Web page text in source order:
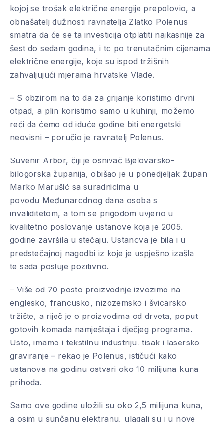
kojoj se trošak električne energije prepolovio, a
obnašatelj dužnosti ravnatelja Zlatko Polenus
smatra da će se ta investicija otplatiti najkasnije za
šest do sedam godina, i to po trenutačnim cijenama
električne energije, koje su ispod tržišnih
zahvaljujući mjerama hrvatske Vlade.
– S obzirom na to da za grijanje koristimo drvni
otpad, a plin koristimo samo u kuhinji, možemo
reći da ćemo od iduće godine biti energetski
neovisni – poručio je ravnatelj Polenus.
Suvenir Arbor, čiji je osnivač Bjelovarsko-
bilogorska županija, obišao je u ponedjeljak župan
Marko Marušić sa suradnicima u
povodu Međunarodnog dana osoba s
invaliditetom, a tom se prigodom uvjerio u
kvalitetno poslovanje ustanove koja je 2005.
godine završila u stečaju. Ustanova je bila i u
predstečajnoj nagodbi iz koje je uspješno izašla
te sada posluje pozitivno.
– Više od 70 posto proizvodnje izvozimo na
englesko, francusko, nizozemsko i švicarsko
tržište, a riječ je o proizvodima od drveta, poput
gotovih komada namještaja i dječjeg programa.
Usto, imamo i tekstilnu industriju, tisak i lasersko
graviranje – rekao je Polenus, ističući kako
ustanova na godinu ostvari oko 10 milijuna kuna
prihoda.
Samo ove godine uložili su oko 2,5 milijuna kuna,
a osim u sunčanu elektranu, ulagali su i u nove